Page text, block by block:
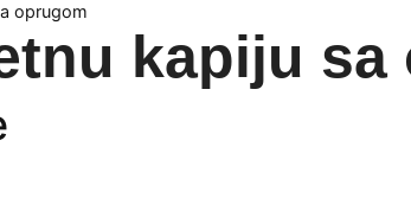
oprugom
kapiju sa